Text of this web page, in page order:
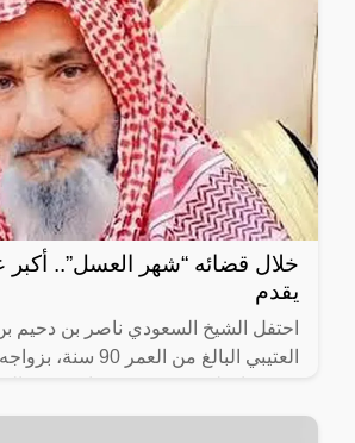
خلال قضائه “شهر العسل”..
يقدم
احتفل الشيخ السعودي ناصر بن دحيم
العتيبي البالغ من
في المملكة